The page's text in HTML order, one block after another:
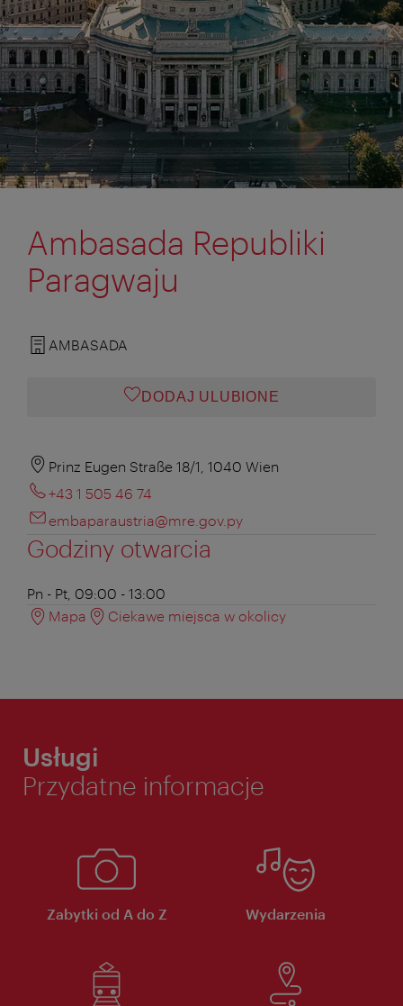
Ambasada Republiki
Paragwaju
AMBASADA
DODAJ ULUBIONE
Prinz Eugen Straße 18/1, 1040 Wien
+43 1 505 46 74
embaparaustria@mre.gov.py
Godziny otwarcia
Pn - Pt, 09:00 - 13:00
Mapa
Ciekawe miejsca w okolicy
Usługi
Przydatne informacje
Zabytki od A do Z Wydarzenia